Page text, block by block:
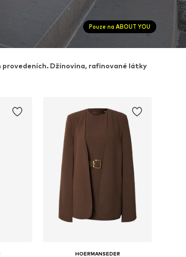
Pouze na ABOUT YOU
provedeních. Džínovina, rafinované látky
HOERMANSEDER